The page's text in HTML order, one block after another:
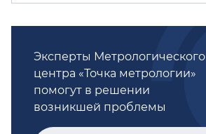
Эксперты Метрологического
центра «Точка метрологии»
помогут в решении
возникшей проблемы